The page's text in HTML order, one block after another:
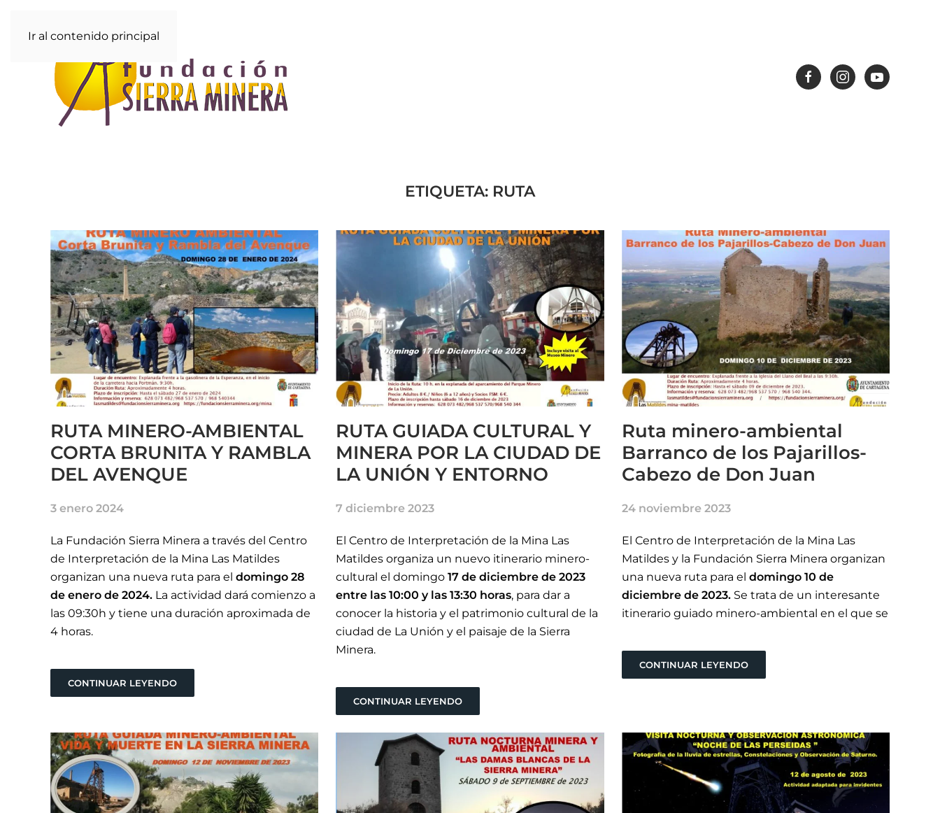
Ir al contenido principal
ETIQUETA: RUTA
RUTA MINERO-AMBIENTAL
CORTA BRUNITA Y RAMBLA
DEL AVENQUE
3 enero 2024
La Fundación Sierra Minera a través del Centro
de Interpretación de la Mina Las Matildes
organizan una nueva ruta para el domingo 28
de enero de 2024. La actividad dará comienzo a
las 09:30h y tiene una duración aproximada de
4 horas.
CONTINUAR LEYENDO
RUTA GUIADA CULTURAL Y
MINERA POR LA CIUDAD DE
LA UNIÓN Y ENTORNO
7 diciembre 2023
El Centro de Interpretación de la Mina Las
Matildes organiza un nuevo itinerario minero-
cultural el domingo17 de diciembre de 2023
entre las 10:00 y las 13:30 horas, para dar a
conocer la historia y el patrimonio cultural de la
ciudad de La Unión y el paisaje de la Sierra
Minera.
CONTINUAR LEYENDO
Ruta minero-ambiental
Barranco de los Pajarillos-
Cabezo de Don Juan
24 noviembre 2023
El Centro de Interpretación de la Mina Las
Matildes y la Fundación Sierra Minera organizan
una nueva ruta para el domingo 10 de
diciembre de 2023.Se trata de un interesante
itinerario guiado minero-ambiental en el que se
CONTINUAR LEYENDO